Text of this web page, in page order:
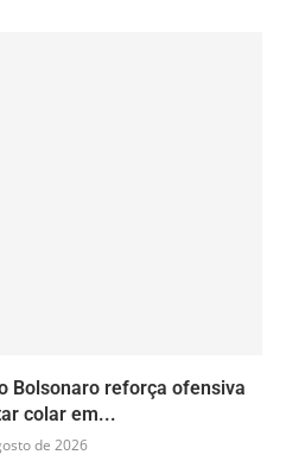
Bolsonaro reforça ofensiva
colar em...
de 2026